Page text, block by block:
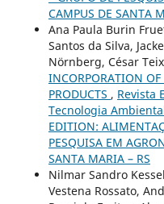
CAMPUS DE SANTA
Ana Paula Burin
Santos da Silva,
Nörnberg, César
INCORPORATION
PRODUCTS , Revista
Tecnologia
EDITION:
PESQUISA EM
SANTA MARIA – RS
Nilmar Sandro
Vestena Rossato,